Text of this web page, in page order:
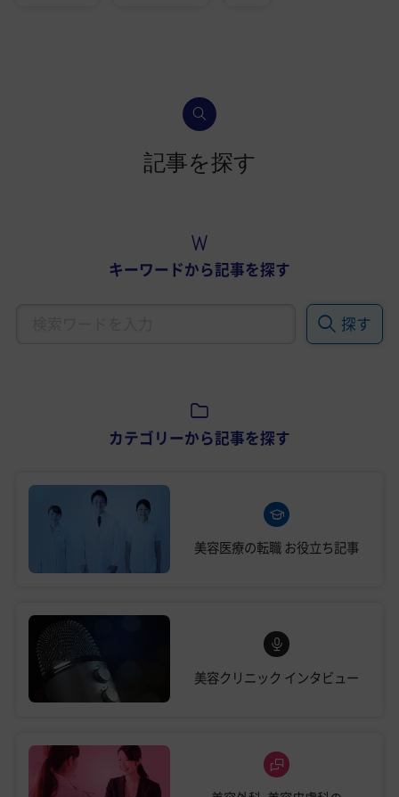
記事を探す
キーワードから記事を探す
探す
カテゴリーから記事を探す
美容医療の転職お役立ち記事
美容クリニック インタビュー